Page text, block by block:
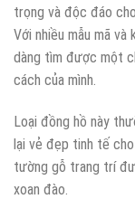
trọng và độc đáo
Với nhiều mẫu mã
dàng tìm được một
cách của mình.
Loại đồng hồ này
lại vẻ đẹp tinh tế
tường gỗ trang trí
xoan đào.